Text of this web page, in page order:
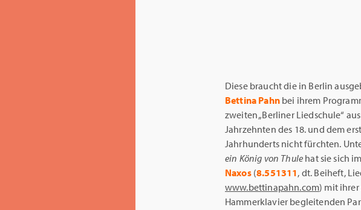
Diese braucht die in Berlin
Bettina Pahnbei ihrem
zweiten „Berliner Liedschule“
Jahrzehnten des 18. und dem
Jahrhunderts nicht fürchten.
ein König von Thule hat sie sich
Naxos (8.551311, dt. Beiheft,
www.bettinapahn.com) mit ihrer
Hammerklavier begleitenden